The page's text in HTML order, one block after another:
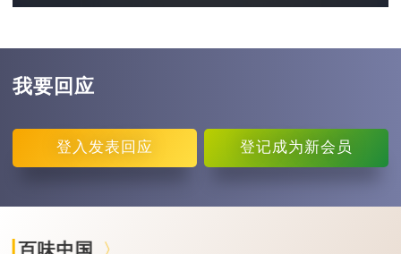
我要回应
登入 发表回应 登记成为新会员
百味中国